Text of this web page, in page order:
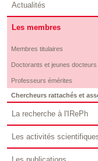
Actualités
Les membres
Membres titulaires
Doctorants et jeunes docteurs
Professeurs émérites
Chercheurs rattachés et
La recherche à l'IRePh
Les activités